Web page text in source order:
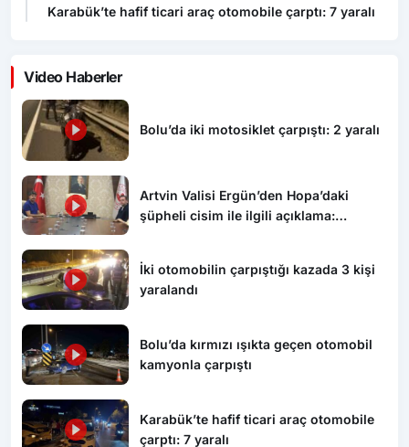
Karabük’te hafif ticari araç otomobile çarptı: 7 yaralı
Video Haberler
Bolu’da iki motosiklet çarpıştı: 2 yaralı
Artvin Valisi Ergün’den Hopa’daki
şüpheli cisim ile ilgili açıklama:
İki otomobilin çarpıştığı kazada 3 kişi
yaralandı
Bolu’da kırmızı ışıkta geçen otomobil
kamyonla çarpıştı
Karabük’te hafif ticari araç otomobile
çarptı: 7 yaralı